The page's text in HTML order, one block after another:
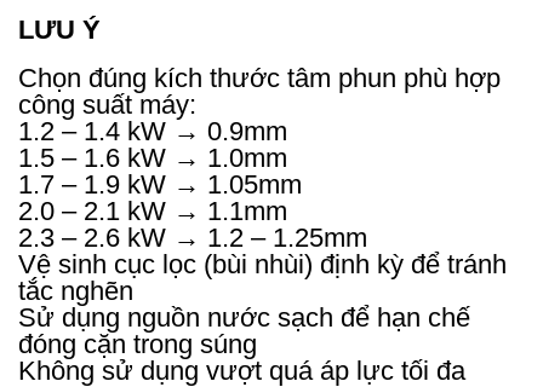
LƯU Ý
Chọn đúng kích thước tâm phun phù hợp
công suất máy:
1.2 – 1.4 kW → 0.9mm
1.5 – 1.6 kW → 1.0mm
1.7 – 1.9 kW → 1.05mm
2.0 – 2.1 kW → 1.1mm
2.3 – 2.6 kW → 1.2 – 1.25mm
Vệ sinh cục lọc (bùi nhùi) định kỳ để tránh
tắc nghẽn
Sử dụng nguồn nước sạch để hạn chế
đóng cặn trong súng
Không sử dụng vượt quá áp lực tối đa